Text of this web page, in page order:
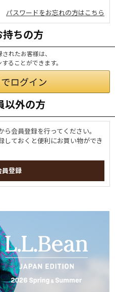
パスワードをお忘れの方はこちら
ちの方
れたお客様は、
ることができます。
以外の方
会員登録を行ってください。
しておくと便利にお買い物ができ